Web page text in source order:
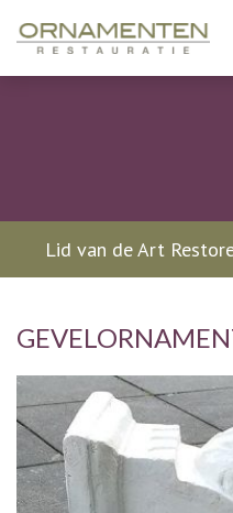
Lid van de Art